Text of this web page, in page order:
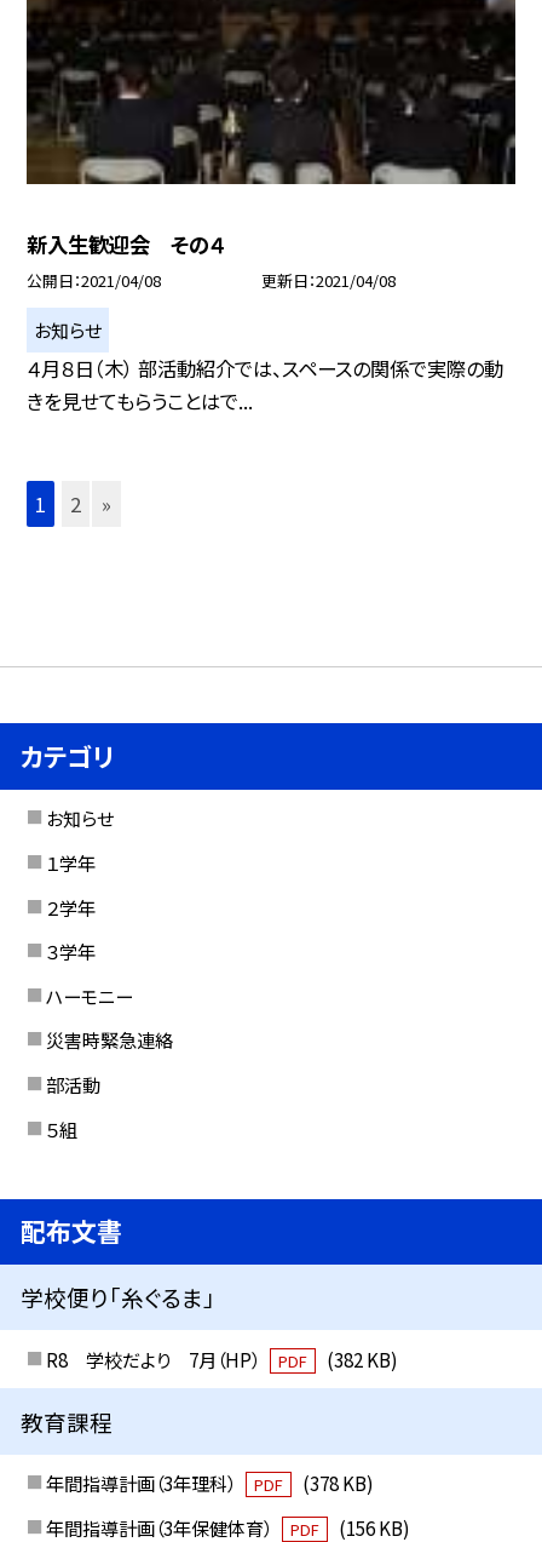
新入生歓迎会 その４
公開日 2021/04/08 更新日 2021/04/08
お知らせ
４月８日（木） 部活動紹介では、スペースの関係で実際の動
きを見せてもらうことはで...
1 2 »
カテゴリ
お知らせ
１学年
２学年
３学年
ハーモニー
災害時緊急連絡
部活動
５組
配布文書
学校便り「糸ぐるま」
R8 学校だより 7月（HP） PDF (382 KB)
教育課程
年間指導計画（3年理科） PDF
(378 KB)
年間指導計画（3年保健体育）
PDF
(156 KB)